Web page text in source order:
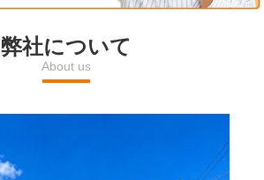
l
a
弊社について
About us